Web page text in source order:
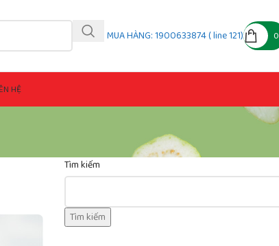
MUA HÀNG: 1900633874 ( line 121)
HỆ
Tìm kiếm
Tìm kiếm